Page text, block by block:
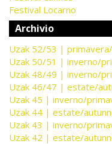
Festival Locarno
Archivio
Uzak 52/53 |
Uzak 50/51 | inverno/
Uzak 48/49 | inverno/
Uzak 46/47 | estate/
Uzak 45 | inverno/
Uzak 44 | estate/
Uzak 43 | inverno/
Uzak 42 | estate/